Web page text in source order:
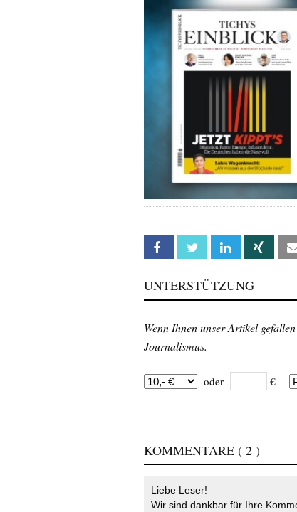
Facebook Twitter Linkedin Xing
UNTERSTÜTZUNG
Wenn Ihnen unser Artikel
Journalismus.
oder €
KOMMENTARE ( 2 )
Liebe Leser!
Wir sind dankbar für Ihre